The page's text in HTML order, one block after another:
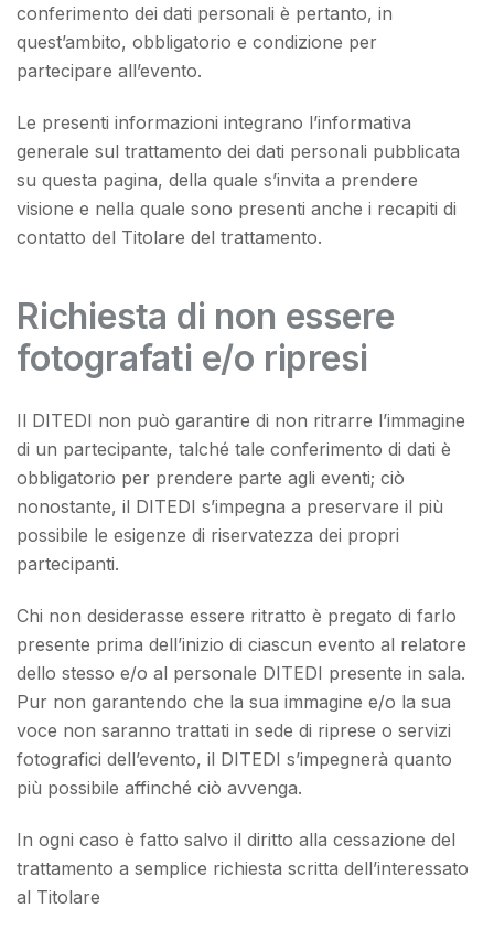
conferimento dei dati personali è pertanto, in
quest’ambito, obbligatorio e condizione per
partecipare all’evento.
Le presenti informazioni integrano l’informativa
generale sul trattamento dei dati personali pubblicata
su questa pagina, della quale s’invita a prendere
visione e nella quale sono presenti anche i recapiti di
contatto del Titolare del trattamento.
Richiesta di non essere
fotografati e/o ripresi
Il DITEDI non può garantire di non ritrarre l’immagine
di un partecipante, talché tale conferimento di dati è
obbligatorio per prendere parte agli eventi; ciò
nonostante, il DITEDI s’impegna a preservare il più
possibile le esigenze di riservatezza dei propri
partecipanti.
Chi non desiderasse essere ritratto è pregato di farlo
presente prima dell’inizio di ciascun evento al relatore
dello stesso e/o al personale DITEDI presente in sala.
Pur non garantendo che la sua immagine e/o la sua
voce non saranno trattati in sede di riprese o servizi
fotografici dell’evento, il DITEDI s’impegnerà quanto
più possibile affinché ciò avvenga.
In ogni caso è fatto salvo il diritto alla cessazione del
trattamento a semplice richiesta scritta dell’interessato
al Titolare